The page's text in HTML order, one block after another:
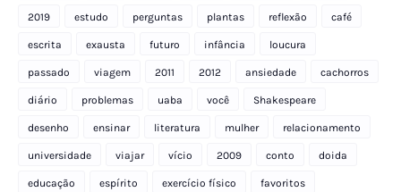
2019 estudo perguntas plantas reflexão café
escrita exausta futuro infância loucura
passado viagem 2011 2012 ansiedade cachorros
diário problemas uaba você Shakespeare
desenho ensinar literatura mulher relacionamento
universidade viajar vício 2009 conto doida
educação espírito exercício físico favoritos